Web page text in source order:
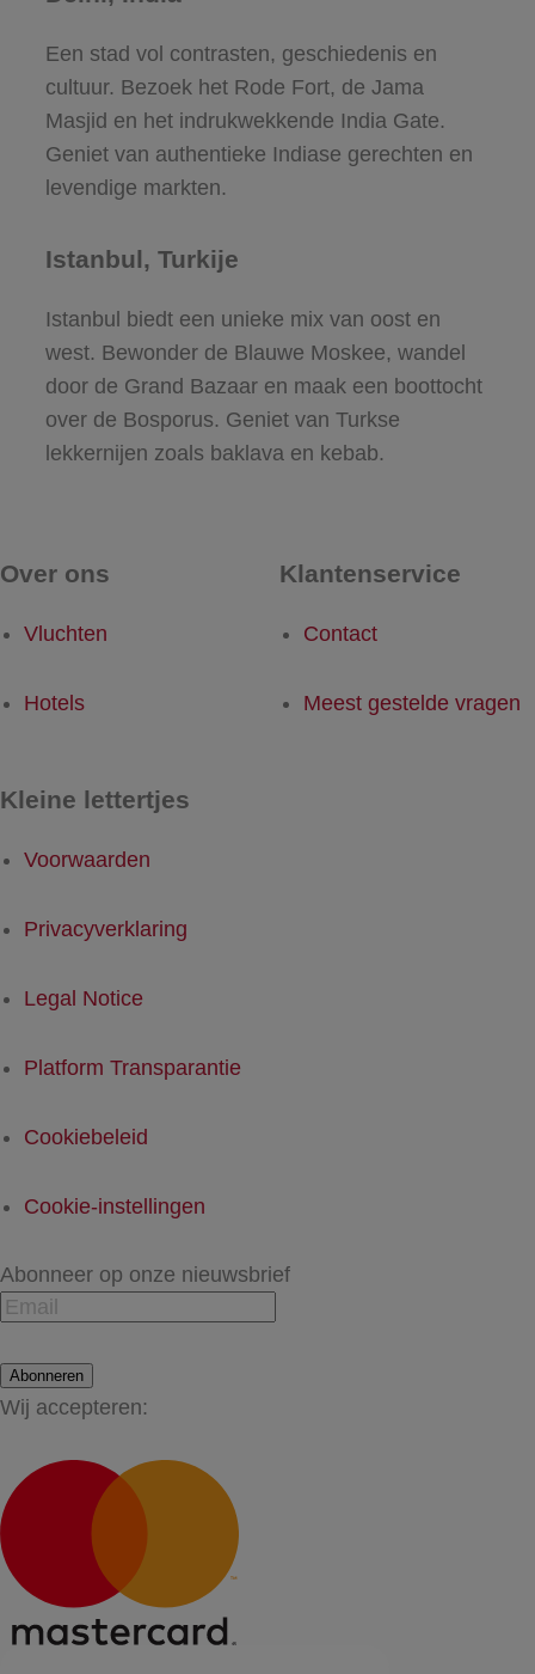
Een stad vol contrasten, geschiedenis en
cultuur. Bezoek het Rode Fort, de Jama
Masjid en het indrukwekkende India Gate.
Geniet van authentieke Indiase gerechten en
levendige markten.
Istanbul, Turkije
Istanbul biedt een unieke mix van oost en
west. Bewonder de Blauwe Moskee, wandel
door de Grand Bazaar en maak een boottocht
over de Bosporus. Geniet van Turkse
lekkernijen zoals baklava en kebab.
Over ons
Vluchten
Hotels
Klantenservice
Contact
Meest gestelde vragen
Kleine lettertjes
Voorwaarden
Privacyverklaring
Legal Notice
Platform Transparantie
Cookiebeleid
Cookie-instellingen
Abonneer op onze nieuwsbrief
Abonneren
Wij accepteren: